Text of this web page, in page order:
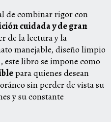
de combinar rigor con
cuidada y de gran
de la lectura y la
manejable, diseño limpio
este libro se impone como
para quienes desean
sin perder de vista su
y su constante